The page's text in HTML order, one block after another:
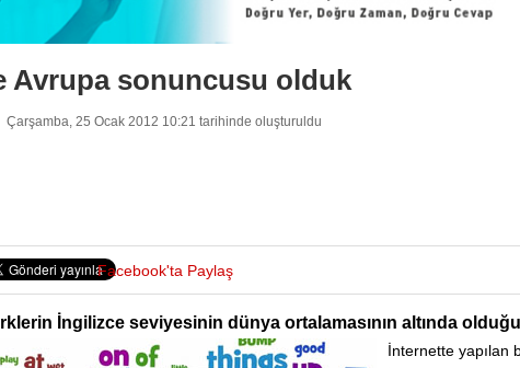
Avrupa sonuncusu olduk
Çarşamba, 25 Ocak 2012 10:21 tarihinde oluşturuldu
Facebook'ta Paylaş
İngilizce seviyesinin dünya ortalamasının altında
İnternette yapılan